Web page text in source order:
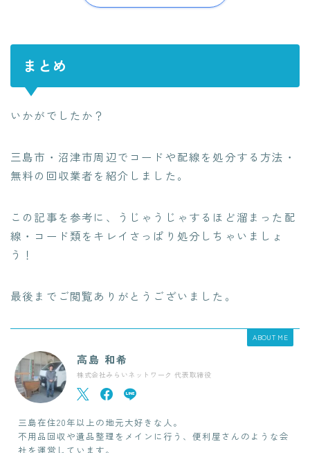
まとめ
いかがでしたか？
三島市・沼津市周辺でコードや配線を処分する方法・
無料の回収業者を紹介 しました。
この記事を参考に、うじゃうじゃするほど溜まった配
線・コード類をキレイさっぱり処分しちゃいましょ
う！
最後までご閲覧ありがとうございました。
ABOUT ME
高島 和希
株式会社みらいネットワーク 代表取締役
三島在住20年以上の地元大好きな人。
不用品回収や遺品整理をメインに行う、便利屋さんのような会
社を運営しています。